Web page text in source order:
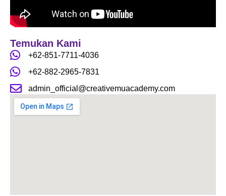
o
k
r
a
Temukan Kami
+62-851-7711-4036
+62-882-2965-7831
admin_official@creativemuacademy.com